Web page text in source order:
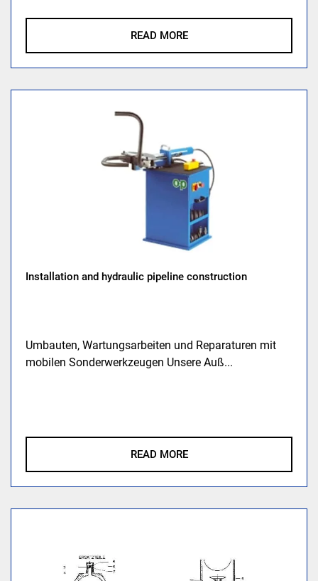
READ MORE
Installation and hydraulic pipeline construction
Umbauten, Wartungsarbeiten und Reparaturen mit
mobilen Sonderwerkzeugen Unsere Auß...
READ MORE